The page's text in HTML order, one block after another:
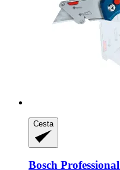
Cesta
Bosch Professional